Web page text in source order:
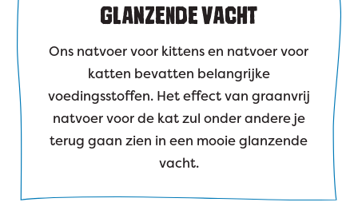
GLANZENDE VACHT
Ons natvoer voor kittens en natvoer voor
katten bevatten belangrijke
voedingsstoffen. Het effect van graanvrij
natvoer voor de kat zul onder andere je
terug gaan zien in een mooie glanzende
vacht.